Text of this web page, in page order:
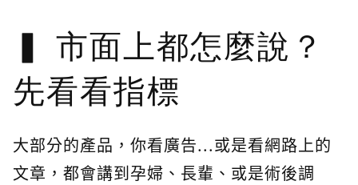
市面上都怎麼說？
先看看指標
大部分的產品，你看廣告...或是看網路上的
文章，都會講到孕婦、長輩、或是術後調